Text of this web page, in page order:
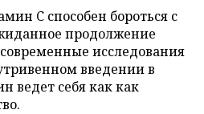
C способен бороться с
продолжение
исследования
введении в
ведет себя как как